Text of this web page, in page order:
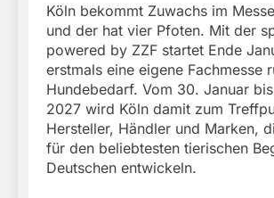
Köln bekommt Zuwachs im
und der hat vier Pfoten. Mit der
powered by ZZF startet Ende
erstmals eine eigene Fachmesse
Hundebedarf. Vom 30. Januar
2027 wird Köln damit zum
Hersteller, Händler und Marken,
für den beliebtesten tierischen
Deutschen entwickeln.